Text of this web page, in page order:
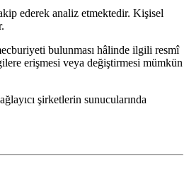
ederek analiz etmektedir. Kişisel
bulunması hâlinde ilgili resmî
erişmesi veya değiştirmesi mümkün
şirketlerin sunucularında